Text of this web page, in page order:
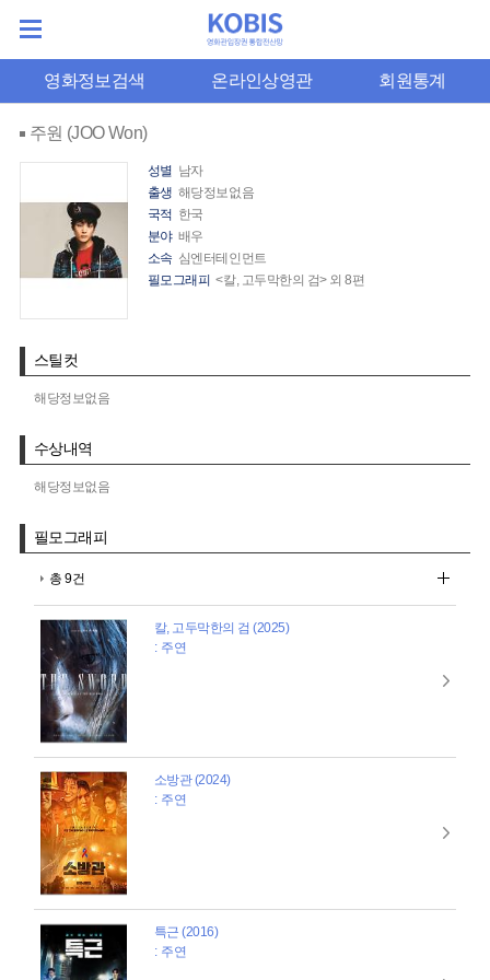
영화정보검색 온라인상영관 회원통계
주원 (JOO Won)
성별 남자
출생 해당정보없음
국적 한국
분야 배우
소속 심엔터테인먼트
필모그래피 <칼, 고두막한의 검> 외 8편
스틸컷
해당정보없음
수상내역
해당정보없음
필모그래피
총 9건
칼, 고두막한의 검 (2025)
: 주연
소방관 (2024)
: 주연
특근 (2016)
: 주연